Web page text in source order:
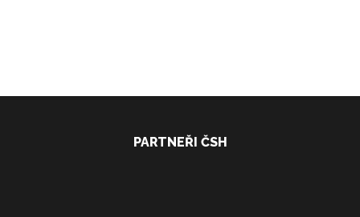
PARTNEŘI ČSH